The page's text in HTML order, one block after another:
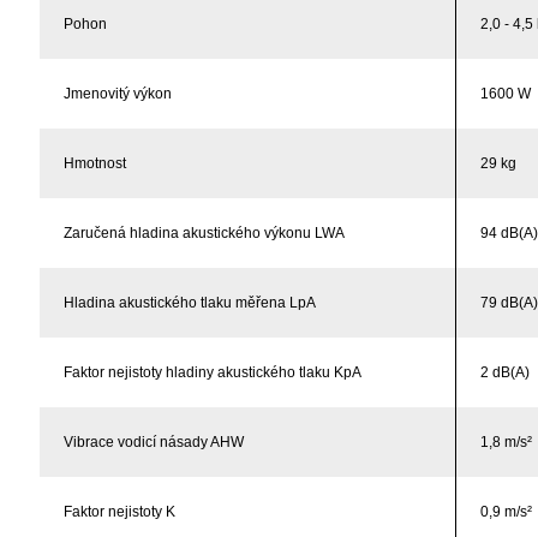
Pohon 2,0 - 4,5
Jmenovitý výkon 1600 W
Hmotnost 29 kg
Zaručená hladina akustického výkonu LWA 94 dB(A)
Hladina akustického tlaku měřena LpA 79 dB(A)
Faktor nejistoty hladiny akustického tlaku KpA 2 dB(A)
Vibrace vodicí násady AHW 1,8 m/s²
Faktor nejistoty K 0,9 m/s²